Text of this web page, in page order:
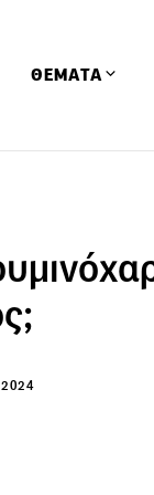
ΘΕΜΑΤΑ
Ειδήσεις
Έρευνες